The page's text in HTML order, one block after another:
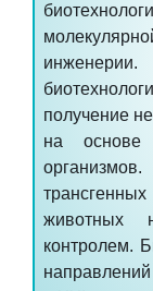
получение
на основе
животных
контролем.